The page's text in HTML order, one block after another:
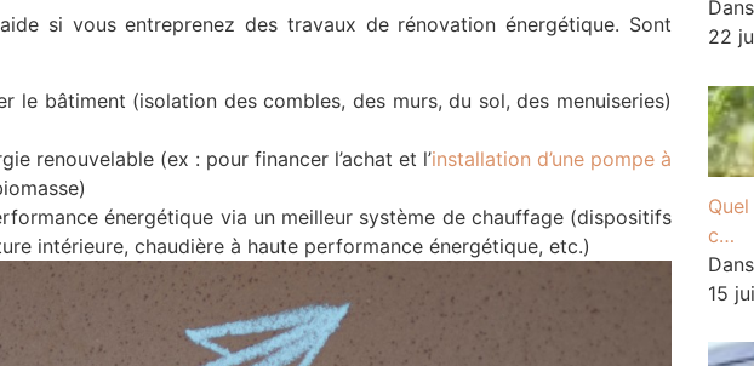
si vous entreprenez des travaux de rénovation énergétique. Sont
le bâtiment (isolation des combles, des murs, du sol, des menuiseries)
renouvelable (ex : pour financer l’achat et l’installation d’une pompe à
énergétique via un meilleur système de chauffage (dispositifs
intérieure, chaudière à haute performance énergétique, etc.)
22
c…
15